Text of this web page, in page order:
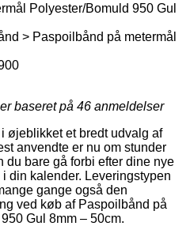
Polyester/Bomuld 950 Gul
> Paspoilbånd på metermål
baseret på 46 anmeldelser
øjeblikket et bredt udvalg af
anvendte er nu om stunder
du bare gå forbi efter dine nye
din kalender. Leveringstypen
gange også den
ved køb af Paspoilbånd på
Gul 8mm – 50cm.